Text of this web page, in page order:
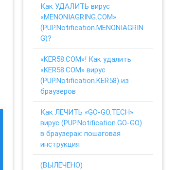
Как УДАЛИТЬ вирус
«MENONIAGRING.COM»
(PUP.Notification.MENONIAGRIN
G)?
«KER58.COM»! Как удалить
«KER58.COM» вирус
(PUP.Notification.KER58) из
браузеров
Как ЛЕЧИТЬ «GO-GO.TECH»
вирус (PUP.Notification.GO-GO)
в браузерах: пошаговая
инструкция
(ВЫЛЕЧЕНО)